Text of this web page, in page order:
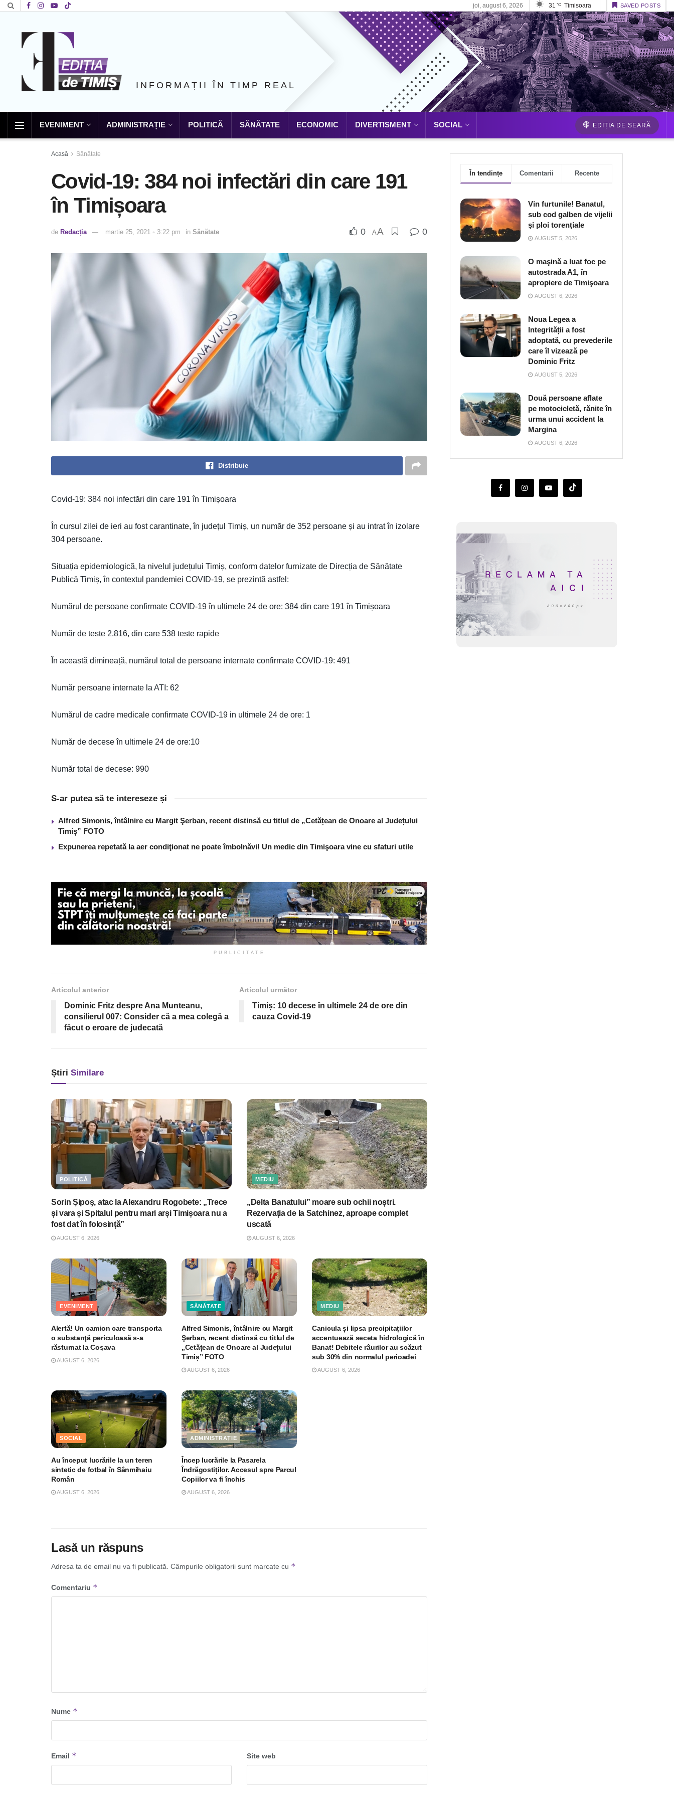
joi, august 6, 2026 31 °C Timisoara SAVED POSTS
INFORMAȚII ÎN TIMP REAL
EVENIMENT ADMINISTRAȚIE POLITICĂ SĂNĂTATE ECONOMIC DIVERTISMENT SOCIAL EDIȚIA DE SEARĂ
Acasă Sănătate
Covid-19: 384 noi infectări din care 191
în Timișoara
de Redacția martie 25, 2021 ◦ 3:22 pm in Sănătate 0 AA 0
Distribuie
Covid-19: 384 noi infectări din care 191 în Timișoara
În cursul zilei de ieri au fost carantinate, în județul Timiș, un număr de 352 persoane și au intrat în izolare
304 persoane.
Situația epidemiologică, la nivelul județului Timiș, conform datelor furnizate de Direcția de Sănătate
Publică Timiș, în contextul pandemiei COVID-19, se prezintă astfel:
Numărul de persoane confirmate COVID-19 în ultimele 24 de ore: 384 din care 191 în Timișoara
Număr de teste 2.816, din care 538 teste rapide
În această dimineață, numărul total de persoane internate confirmate COVID-19: 491
Număr persoane internate la ATI: 62
Numărul de cadre medicale confirmate COVID-19 in ultimele 24 de ore: 1
Număr de decese în ultimele 24 de ore:10
Număr total de decese: 990
S-ar putea să te intereseze și
Alfred Simonis, întâlnire cu Margit Şerban, recent distinsă cu titlul de „Cetățean de Onoare al Județului
Timiș” FOTO
Expunerea repetată la aer condiţionat ne poate îmbolnăvi! Un medic din Timişoara vine cu sfaturi utile
PUBLICITATE
Articolul anterior
Dominic Fritz despre Ana Munteanu,
consilierul 007: Consider că a mea colegă a
făcut o eroare de judecată
Articolul următor
Timiș: 10 decese în ultimele 24 de ore din
cauza Covid-19
Știri Similare
POLITICĂ
Sorin Şipoş, atac la Alexandru Rogobete: „Trece
și vara și Spitalul pentru mari arși Timișoara nu a
fost dat în folosință”
AUGUST 6, 2026
MEDIU
„Delta Banatului” moare sub ochii noștri.
Rezervația de la Satchinez, aproape complet
uscată
AUGUST 6, 2026
EVENIMENT
Alertă! Un camion care transporta
o substanţă periculoasă s-a
răsturnat la Coşava
AUGUST 6, 2026
SĂNĂTATE
Alfred Simonis, întâlnire cu Margit
Şerban, recent distinsă cu titlul de
„Cetățean de Onoare al Județului
Timiș” FOTO
AUGUST 6, 2026
MEDIU
Canicula și lipsa precipitațiilor
accentuează seceta hidrologică în
Banat! Debitele râurilor au scăzut
sub 30% din normalul perioadei
AUGUST 6, 2026
SOCIAL
Au început lucrările la un teren
sintetic de fotbal în Sânmihaiu
Român
AUGUST 6, 2026
ADMINISTRAȚIE
Încep lucrările la Pasarela
Îndrăgostiților. Accesul spre Parcul
Copiilor va fi închis
AUGUST 6, 2026
Lasă un răspuns
Adresa ta de email nu va fi publicată. Câmpurile obligatorii sunt marcate cu *
Comentariu *
Nume *
Email * Site web
În tendințe Comentarii Recente
Vin furtunile! Banatul,
sub cod galben de vijelii
şi ploi torenţiale
AUGUST 5, 2026
O maşină a luat foc pe
autostrada A1, în
apropiere de Timişoara
AUGUST 6, 2026
Noua Legea a
Integrității a fost
adoptată, cu prevederile
care îl vizează pe
Dominic Fritz
AUGUST 5, 2026
Două persoane aflate
pe motocicletă, rănite în
urma unui accident la
Margina
AUGUST 6, 2026